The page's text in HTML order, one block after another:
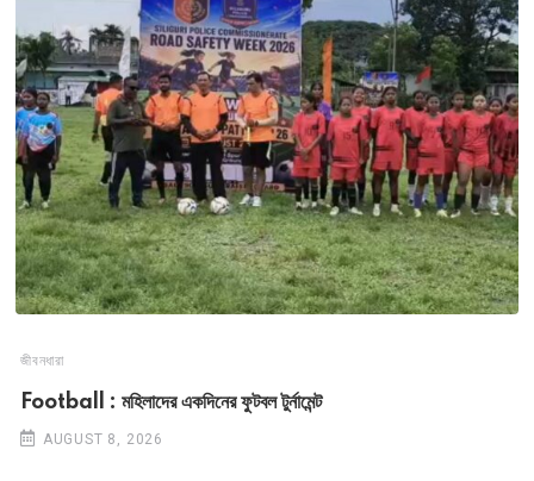
জীবনধারা
Football : মহিলাদের একদিনের ফুটবল টুর্নামেন্ট
AUGUST 8, 2026